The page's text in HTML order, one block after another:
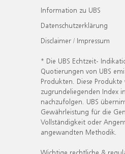
Information zu UBS
Datenschutzerklärung
Disclaimer / Impressum
* Die UBS Echtzeit-
Quotierungen von UBS
Produkten. Diese Produkte
zugrundeliegenden Index
nachzufolgen. UBS
Gewährleistung für die
Vollständigkeit oder
angewandten Methodik.